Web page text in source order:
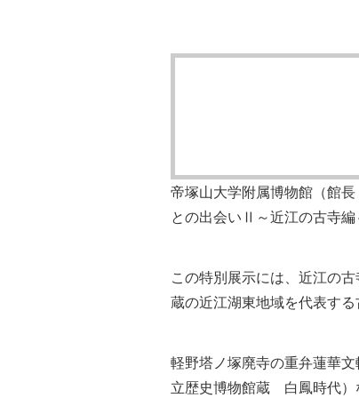
帝塚山大学附属博物館（館
との出会いⅡ～近江の古寺編
この特別展示には、近江の
蔵の近江湖東地域を代表する
軽野塔ノ塚廃寺の重弁蓮華
立歴史博物館蔵 白鳳時代）